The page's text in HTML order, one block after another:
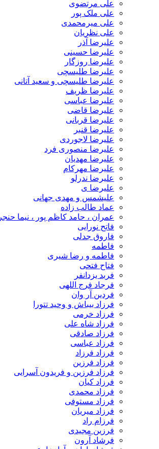
علی مرتضوی
علی ملک پور
علی میرمحمدی
علی نظریان
علیرضا آذر
علیرضا حسینی
علیرضا روزگار
علیرضا طلیسچی
علیرضا طلیسچی و سعید آتانی
علیرضا ظریف
علیرضا عباسی
علیرضا قاضی
علیرضا قربانی
علیرضا قنبر
علیرضا لاجوردی
علیرضا منصوری فرد
علیرضا مهدیان
علیرضا مهرکام
علیرضا ندرلو
علیرضا ی
علیشمس و مهدی جهانی
عماد طالب زاده
عمران ، حامد کاظم پور ، نیما حنجر
فاتح نورایی
فاروق جدلی
فاطمه
فاطمه و رضا شیری
فتاح فتحی
فربد یزدانفر
فرجاد فرج اللهی
فردین آر وان
فرزاد بیباش و وحید تتورا
فرزاد خرمی
فرزاد شاه علی
فرزاد صادقی
فرزاد عباسی
فرزاد فرزاد
فرزاد فرزین
فرزاد فرزین و فریدون آسرایی
فرزاد کیان
فرزاد محمدی
فرزاد مستوفی
فرزاد میریان
فرزام راد
فرزین مجیدی
فرشاد آرون